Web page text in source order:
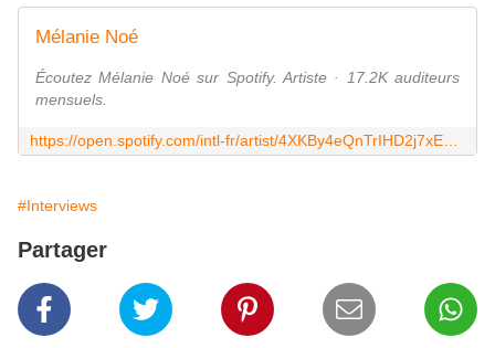
Mélanie Noé
Écoutez Mélanie Noé sur Spotify. Artiste · 17.2K auditeurs
mensuels.
#Interviews
Partager